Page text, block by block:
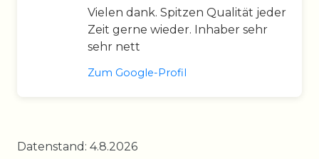
Vielen dank. Spitzen Qualität jeder
Zeit gerne wieder. Inhaber sehr
sehr nett
Zum Google-Profil
Datenstand: 4.8.2026